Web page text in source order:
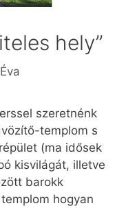
hely”
szeretnénk
templom s
(ma idősek
kisvilágát, illetve
barokk
hogyan